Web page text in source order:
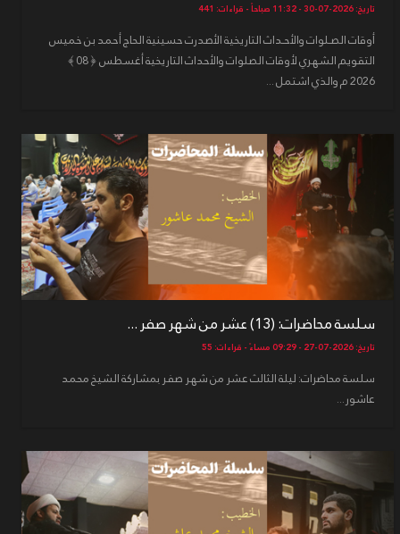
تاريخ: 2026-07-30 - 11:32 صباحاً - قراءات: 441
أوقات الصـلوات والأحـداث التاريخية الأصدرت حسينية الحاج أحمد بن خميس
التقويم الشهري لأوقات الصلوات والأحداث التاريخية أغسطس ﴿ 08 ﴾
2026 م والذي اشتمل ...
سلسة محاضرات: (13) عشر من شهر صفر ...
تاريخ: 2026-07-27 - 09:29 مساءً - قراءات: 55
سلسة محاضرات: ليلة الثالث عشر من شهر صفر بمشاركة الشيخ محمد
عاشور...